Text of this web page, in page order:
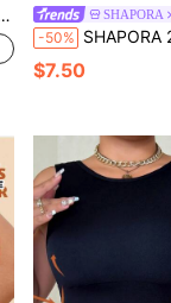
SHAPORA
-50% SHAPORA 2 Paquetes de Set de Fajas Moldeadoras Sin Costuras Talla Grande -
$7.50